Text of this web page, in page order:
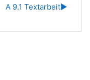
▶︎
A 9.1 Textarbeit